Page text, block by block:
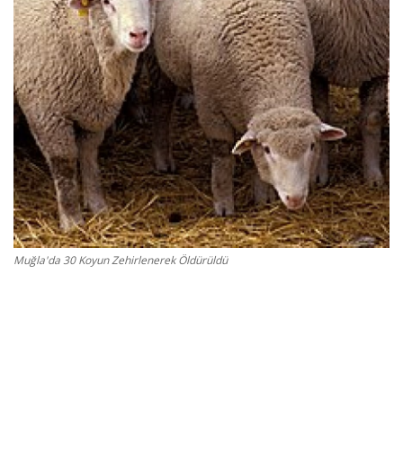
Bodrum Nöbetçi Eczaneler
Köşe Yazarları
Spor
Kültür Sanat Tarih
Sağlık
Ekonomi
Muğla'da 30 Koyun Zehirlenerek Öldürüldü